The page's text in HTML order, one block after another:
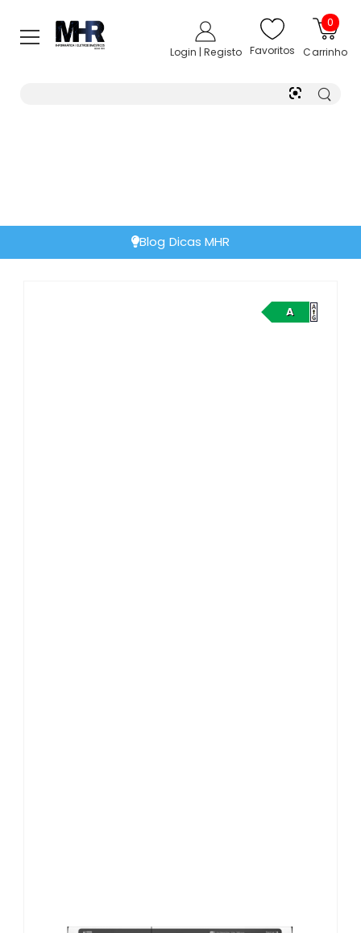
Login | Registo Favoritos
0
Carrinho
Blog Dicas MHR
A